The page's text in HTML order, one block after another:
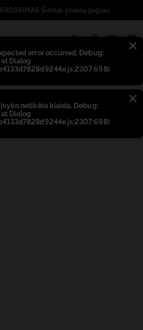
error occurred. Debug:
Dialog
netikėta klaida. Debug:
Dialog
Šimtai prekių pigiau